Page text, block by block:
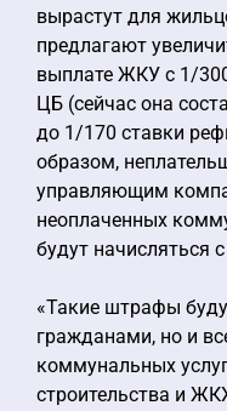
вырастут для
предлагают
выплате ЖКУ с 1/
ЦБ (сейчас она
до 1/170 ставки
образом,
управляющим
неоплаченных
будут начисляться
«Такие штрафы
гражданами, но и
коммунальных
строительства и